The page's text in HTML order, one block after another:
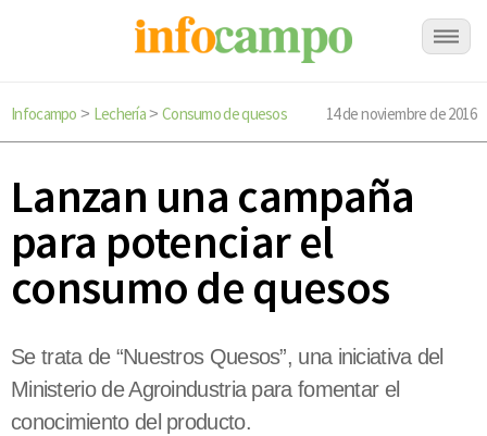
Infocampo > Lechería> Consumo de quesos 14 de noviembre de 2016
Lanzan una campaña
para potenciar el
consumo de quesos
Se trata de “Nuestros Quesos”, una iniciativa del
Ministerio de Agroindustria para fomentar el
conocimiento del producto.